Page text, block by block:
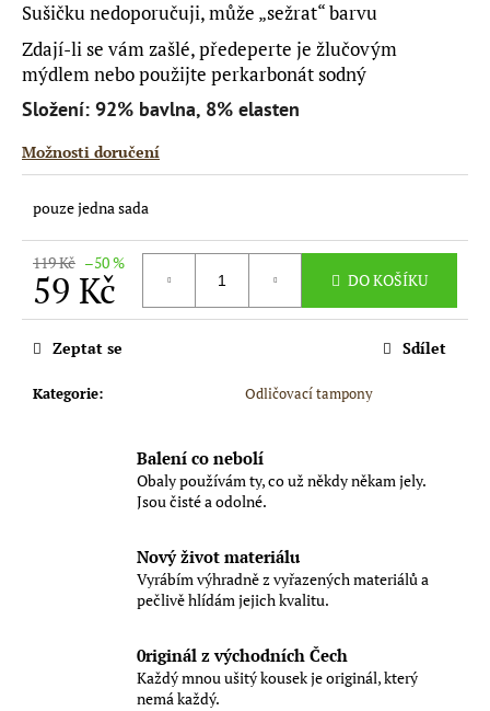
Sušičku nedoporučuji, může „sežrat“ barvu
Zdají-li se vám zašlé, předeperte je žlučovým
mýdlem nebo použijte perkarbonát sodný
Složení: 92% bavlna, 8% elasten
Možnosti doručení
pouze jedna sada
119 Kč –50 %
59 Kč
Měrná
cena:
DO KOŠÍKU
Kategorie: Odličovací tampony
Zeptat se Sdílet
Balení co nebolí
Obaly používám ty, co už někdy někam jely.
Jsou čisté a odolné.
Nový život materiálu
Vyrábím výhradně z vyřazených materiálů a
pečlivě hlídám jejich kvalitu.
0riginál z východních Čech
Každý mnou ušitý kousek je originál, který
nemá každý.